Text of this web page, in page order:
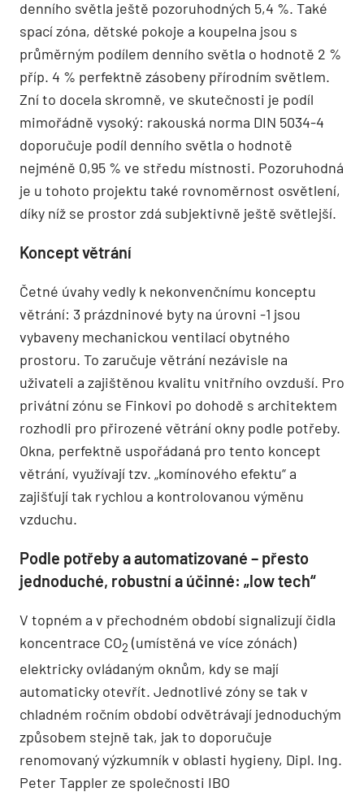
denního světla ještě pozoruhodných 5,4 %. Také
spací zóna, dětské pokoje a koupelna jsou s
průměrným podílem denního světla o hodnotě 2 %
příp. 4 % perfektně zásobeny přírodním světlem.
Zní to docela skromně, ve skutečnosti je podíl
mimořádně vysoký: rakouská norma DIN 5034-4
doporučuje podíl denního světla o hodnotě
nejméně 0,95 % ve středu místnosti. Pozoruhodná
je u tohoto projektu také rovnoměrnost osvětlení,
díky níž se prostor zdá subjektivně ještě světlejší.
Koncept větrání
Četné úvahy vedly k nekonvenčnímu konceptu
větrání: 3 prázdninové byty na úrovni -1 jsou
vybaveny mechanickou ventilací obytného
prostoru. To zaručuje větrání nezávisle na
uživateli a zajištěnou kvalitu vnitřního ovzduší. Pro
privátní zónu se Finkovi po dohodě s architektem
rozhodli pro přirozené větrání okny podle potřeby.
Okna, perfektně uspořádaná pro tento koncept
větrání, využívají tzv. „komínového efektu“ a
zajišťují tak rychlou a kontrolovanou výměnu
vzduchu.
Podle potřeby a automatizované – přesto
jednoduché, robustní a účinné: „low tech“
V topném a v přechodném období signalizují čidla
koncentrace CO2 (umístěná ve více zónách)
elektricky ovládaným oknům, kdy se mají
automaticky otevřít. Jednotlivé zóny se tak v
chladném ročním období odvětrávají jednoduchým
způsobem stejně tak, jak to doporučuje
renomovaný výzkumník v oblasti hygieny, Dipl. Ing.
Peter Tappler ze společnosti IBO